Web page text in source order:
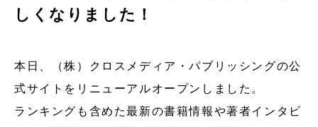
しくなりました！
本日、（株）クロスメディア・パブリッシングの公
式サイトをリニューアルオープンしました。
ランキングも含めた最新の書籍情報や著者インタビ